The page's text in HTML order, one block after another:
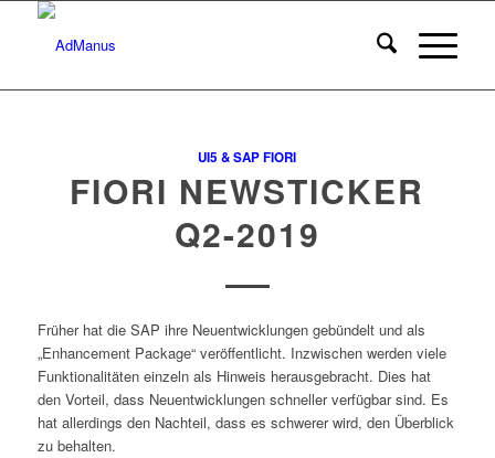
UI5 & SAP FIORI
FIORI NEWSTICKER
Q2-2019
Früher hat die SAP ihre Neuentwicklungen gebündelt und als
„Enhancement Package“ veröffentlicht. Inzwischen werden viele
Funktionalitäten einzeln als Hinweis herausgebracht. Dies hat
den Vorteil, dass Neuentwicklungen schneller verfügbar sind. Es
hat allerdings den Nachteil, dass es schwerer wird, den Überblick
zu behalten.